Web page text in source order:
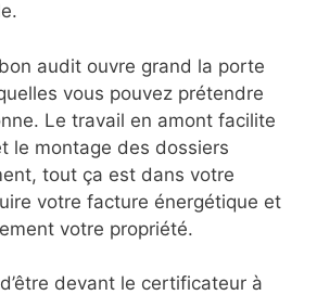
audit ouvre grand la porte
vous pouvez prétendre
Le travail en amont facilite
le montage des dossiers
tout ça est dans votre
votre facture énergétique et
votre propriété.
devant le certificateur à